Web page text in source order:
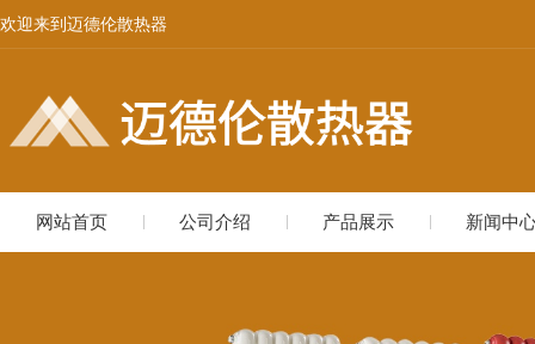
欢迎来到迈德伦散热器
网站首页 公司介绍 产品展示 新闻中